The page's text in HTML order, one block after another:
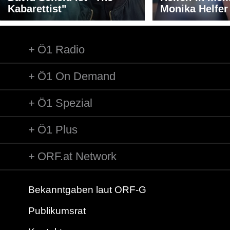
Kabarettist"
Monika Helfer
Ö1 Radio
Ö1 On Demand
Ö1 Spezial
Ö1 Plus
ORF.at Network
Bekanntgaben laut ORF-G
Publikumsrat